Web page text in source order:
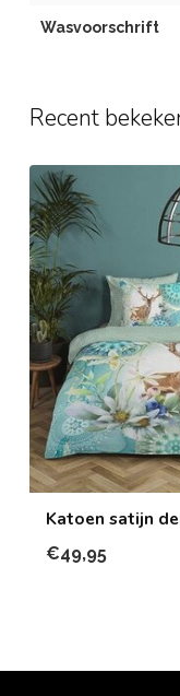
Wasvoorschrift
Recent
Katoen satijn
€49,95